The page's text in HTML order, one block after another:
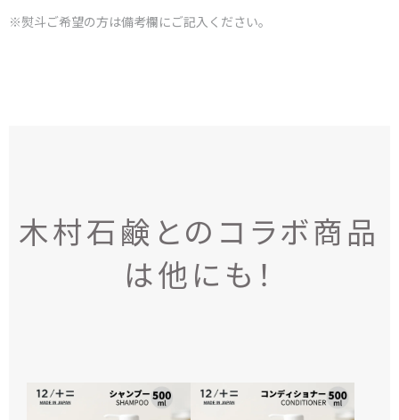
※熨斗ご希望の方は備考欄にご記入ください。
木村石鹸とのコラボ商品
は他にも！